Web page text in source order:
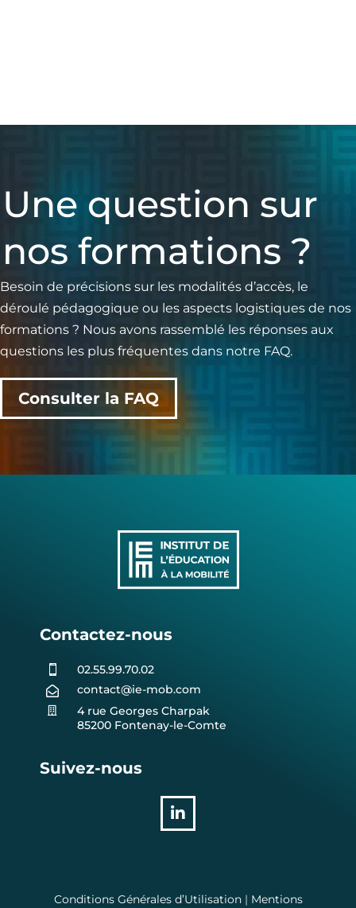
Une question sur
nos formations ?
Besoin de précisions sur les modalités d’accès, le
déroulé pédagogique ou les aspects logistiques de nos
formations ? Nous avons rassemblé les réponses aux
questions les plus fréquentes dans notre FAQ.
Consulter la FAQ
Contactez-nous
 02.55.99.70.02
 contact@ie-mob.com

4 rue Georges Charpak
85200 Fontenay-le-Comte
Suivez-nous

Conditions Générales d’Utilisation | Mentions